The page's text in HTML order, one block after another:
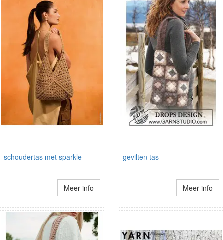
schoudertas met sparkle
Meer info
gevilten tas
Meer info